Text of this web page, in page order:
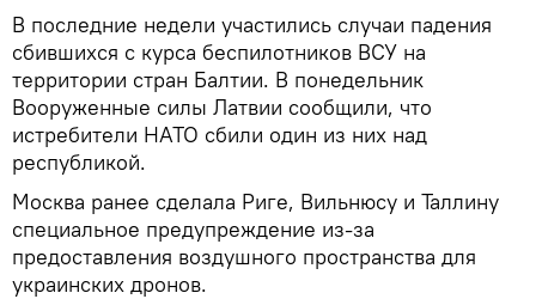
В последние недели участились случаи падения
сбившихся с курса беспилотников ВСУ на
территории стран Балтии. В понедельник
Bооруженные силы Латвии сообщили, что
истребители НАТО сбили один из них над
республикой.
Москва ранее сделала Риге, Вильнюсу и Таллину
специальное предупреждение из-за
предоставления воздушного пространства для
украинских дронов.